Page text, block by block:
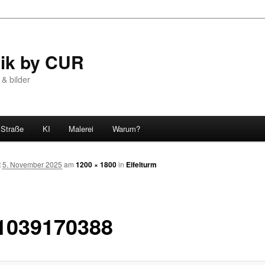
by CUR
bilder
Straße KI Malerei Warum?
5. November 2025 am1200 × 1800in Eifelturm